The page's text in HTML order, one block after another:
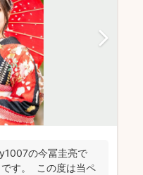
の今冨圭亮で
す。 この度は当ペ